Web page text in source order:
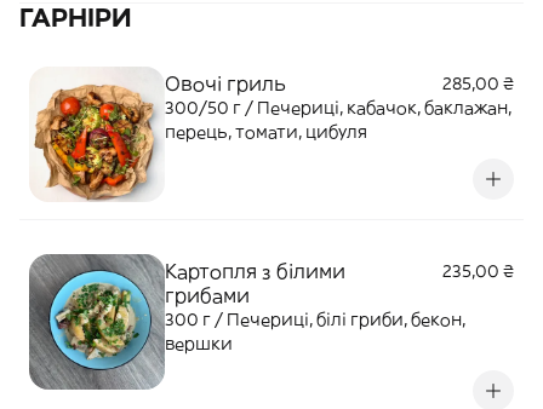
ГАРНІРИ
Овочі гриль
285,00 ₴
300/50 г / Печериці, кабачок, баклажан,
перець, томати, цибуля
Картопля з білими
грибами
235,00 ₴
300 г / Печериці, білі гриби, бекон,
вершки